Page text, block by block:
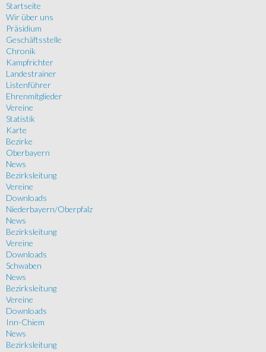
Startseite
Wir über uns
Präsidium
Geschäftsstelle
Chronik
Kampfrichter
Landestrainer
Listenführer
Ehrenmitglieder
Vereine
Statistik
Karte
Bezirke
Oberbayern
News
Bezirksleitung
Vereine
Downloads
Niederbayern/Oberpfalz
News
Bezirksleitung
Vereine
Downloads
Schwaben
News
Bezirksleitung
Vereine
Downloads
Inn-Chiem
News
Bezirksleitung